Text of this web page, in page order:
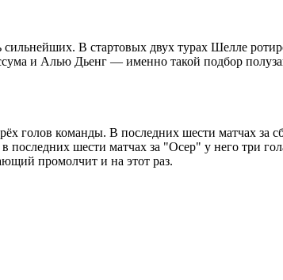
В стартовых двух турах Шелле
и Алью Дьенг ― именно такой подбор
голов команды. В последних шести матчах за
последних шести матчах за "Осер" у него три
промолчит и на этот раз.